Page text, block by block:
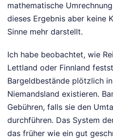
mathematische
dieses Ergebnis aber keine
Sinne mehr darstellt.
Ich habe beobachtet, wie
Lettland oder Finnland
Bargeldbestände plötzlich
Niemandsland existieren.
Gebühren, falls sie den
durchführen. Das System
das früher wie ein gut